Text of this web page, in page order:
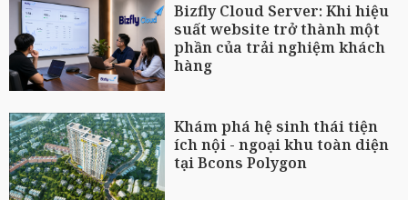
Bizfly Cloud Server: Khi hiệu
suất website trở thành một
phần của trải nghiệm khách
hàng
Khám phá hệ sinh thái tiện
ích nội - ngoại khu toàn diện
tại Bcons Polygon